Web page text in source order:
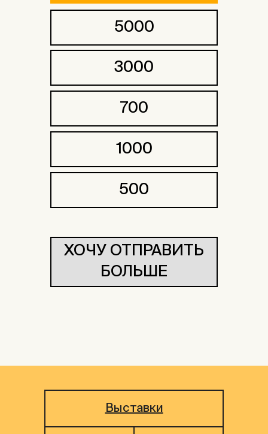
5000
3000
700
500
1000
ХОЧУ ОТПРАВИТЬ
БОЛЬШЕ
Выставки